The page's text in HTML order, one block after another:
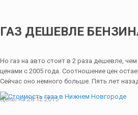
ГАЗ ДЕШЕВЛЕ
Но газ на авто стоит в 2 раза дешевле,
ценами с 2005 года. Соотношение цен
Сейчас оно немного больше. Пять лет
Цены на 28.12.2015